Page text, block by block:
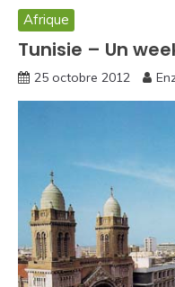
Afrique
Tunisie – Un
25 octobre 2012